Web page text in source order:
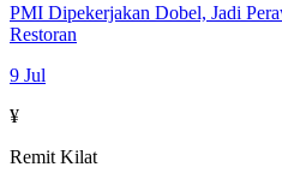
PMI Dipekerjakan Dobel, Jadi
Restoran
9 Jul
¥
Remit Kilat